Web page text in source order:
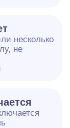
несколько
не